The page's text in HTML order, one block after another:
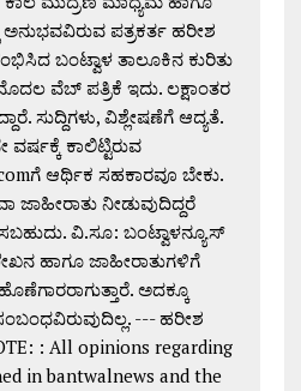
ಪತ್ರಕರ್ತ ಹರೀಶ
ಬಂಟ್ವಾಳ ತಾಲೂಕಿನ ಕುರಿತು
ವೆಬ್ ಪತ್ರಿಕೆ ಇದು. ಲಕ್ಷಾಂತರ
ಸುದ್ದಿಗಳು, ವಿಶ್ಲೇಷಣೆಗೆ ಆದ್ಯತೆ.
ವರ್ಷಕ್ಕೆ ಕಾಲಿಟ್ಟಿರುವ
ಆರ್ಥಿಕ ಸಹಕಾರವೂ ಬೇಕು.
ಜಾಹೀರಾತು ನೀಡುವುದಿದ್ದರೆ
ವಿ.ಸೂ: ಬಂಟ್ವಾಳನ್ಯೂಸ್
ಹಾಗೂ ಜಾಹೀರಾತುಗಳಿಗೆ
ಅದಕ್ಕೂ
--- ಹರೀಶ
: All opinions regarding
in bantwalnews and the